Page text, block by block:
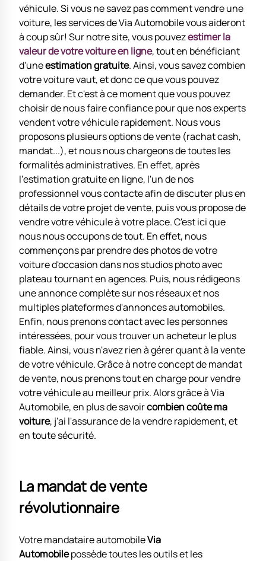
véhicule. Si vous ne savez pas comment vendre une
voiture, les services de Via Automobile vous aideront
à coup sûr! Sur notre site, vous pouvezestimer la
valeur de votre voiture en ligne, tout en bénéficiant
d'uneestimation gratuite. Ainsi, vous savez combien
votre voiture vaut, et donc ce que vous pouvez
demander. Et c'est à ce moment que vous pouvez
choisir de nous faire confiance pour que nos experts
vendent votre véhicule rapidement. Nous vous
proposons plusieurs options de vente (rachat cash,
mandat...), et nous nous chargeons de toutes les
formalités administratives. En effet, après
l'estimation gratuite en ligne, l'un de nos
professionnel vous contacte afin de discuter plus en
détails de votre projet de vente, puis vous propose de
vendre votre véhicule à votre place. C'est ici que
nous nous occupons de tout. En effet, nous
commençons par prendre des photos de votre
voiture d'occasion dans nos studios photo avec
plateau tournant en agences. Puis, nous rédigeons
une annonce complète sur nos réseaux et nos
multiples plateformes d'annonces automobiles.
Enfin, nous prenons contact avec les personnes
intéressées, pour vous trouver un acheteur le plus
fiable. Ainsi, vous n'avez rien à gérer quant à la vente
de votre véhicule. Grâce à notre concept de mandat
de vente, nous prenons tout en charge pour vendre
votre véhicule au meilleur prix. Alors grâce à Via
Automobile, en plus de savoircombien coûte ma
voiture, j'ai l'assurance de la vendre rapidement, et
en toute sécurité.
La mandat de vente
révolutionnaire
Votre mandataire automobileVia
Automobilepossède toutes les outils et les